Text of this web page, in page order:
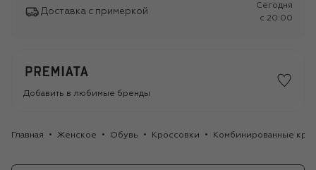
Доставка с примеркой
Сегодня
c 20:00
Добавить в любимые бренды
Главная Женское Обувь Кроссовки Комбинированные